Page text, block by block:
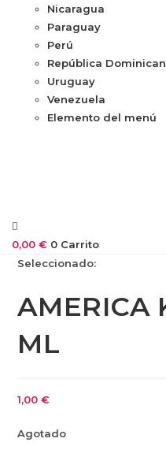
Nicaragua
Paraguay
Perú
República
Uruguay
Venezuela
Elemento del menú
0,00 € 0 Carrito
Seleccionado:
AMERICA
ML
1,00€
Agotado